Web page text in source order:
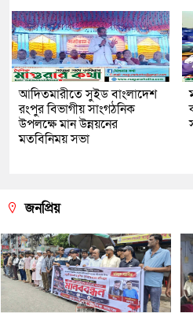
আদিতমারীতে সুইড বাংলাদেশ
রংপুর বিভাগীয় সাংগঠনিক
উপলক্ষে মান উন্নয়নের
মতবিনিময় সভা
জনপ্রিয়